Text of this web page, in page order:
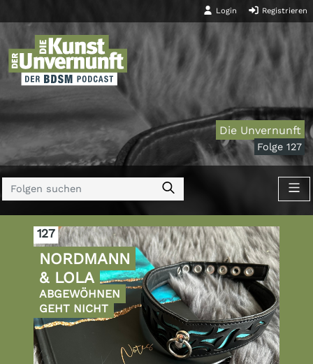
Login Registrieren
Die Unvernunft
Folge 127
127
NORDMANN
& LOLA
ABGEWÖHNEN
GEHT NICHT